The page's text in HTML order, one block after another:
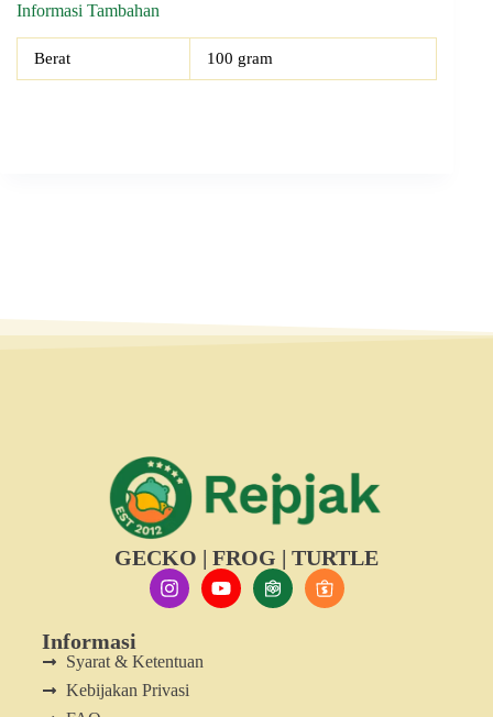
Informasi Tambahan
Berat 100 gram
GECKO | FROG | TURTLE
Informasi
Syarat & Ketentuan
Kebijakan Privasi